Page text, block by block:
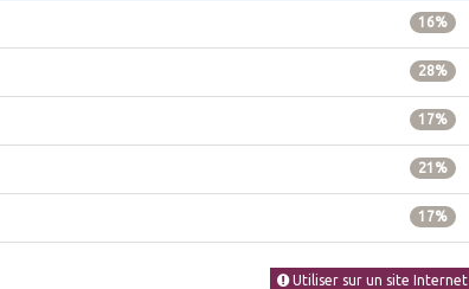
16%
28%
17%
21%
17%
Utiliser sur un site Internet